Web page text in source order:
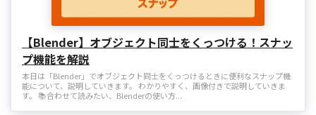
【Blender】オブジェクト同士をくっつける！スナッ
プ機能を解説
本日は「Blender」でオブジェクト同士をくっつけるときに便利なスナップ機
能について、説明していきます。 わかりやすく、画像付きで説明していきま
す。 📚合わせて読みたい、Blenderの使い方...